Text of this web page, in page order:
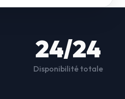
24/24
Disponibilité totale